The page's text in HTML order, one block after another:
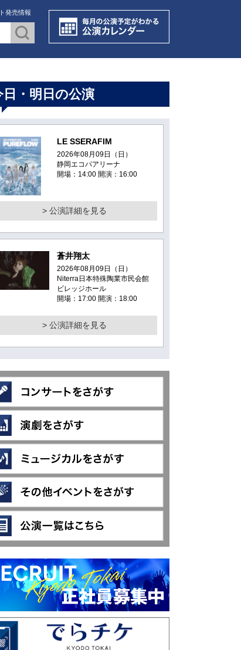
発売情報
日・明日の公演
LE SSERAFIM
2026年08月09日（日）
静岡エコパアリーナ
開場：14:00 開演：16:00
> 公演詳細を見る
蒼井翔太
2026年08月09日（日）
Niterra日本特殊陶業市民会館
ビレッジホール
開場：17:00 開演：18:00
> 公演詳細を見る